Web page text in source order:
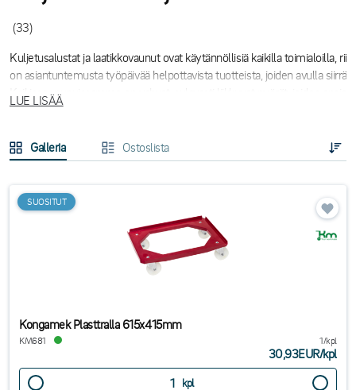
(33)
Kuljetusalustat ja laatikkovaunut ovat käytännöllisiä kaikilla toimialoilla,
on asiantuntemusta työpäivää helpottavista tuotteista, joiden avulla
Kaikissa vaunuissamme on vahvat, sulavasti liikkuvat pyörät, joiden
x 60 xm kokoinen eurolaatikko,
Hyödy Kongameckin laadukkaista vaunuista ja laita tilauksesi jo tänään!
LUE LISÄÄ
Galleria Ostoslista
SUOSITUT
Kongamek Plasttralla 615x415mm
KM681 1/kpl
30,93EUR/kpl
kpl